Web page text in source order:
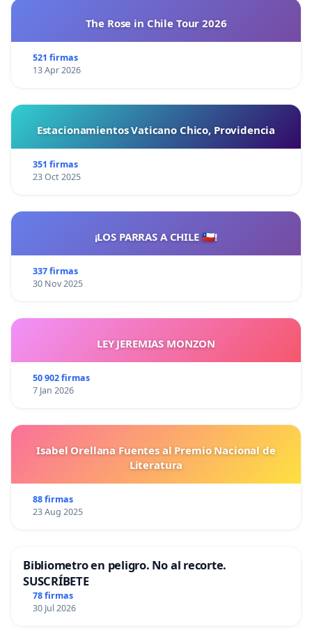
The Rose in Chile Tour 2026
521 firmas
13 Apr 2026
Estacionamientos Vaticano Chico, Providencia
351 firmas
23 Oct 2025
¡LOS PARRAS A CHILE 🇨🇱!
337 firmas
30 Nov 2025
LEY JEREMIAS MONZON
50 902 firmas
7 Jan 2026
Isabel Orellana Fuentes al Premio Nacional de
Literatura
88 firmas
23 Aug 2025
Bibliometro en peligro. No al recorte.
SUSCRÍBETE
78 firmas
30 Jul 2026